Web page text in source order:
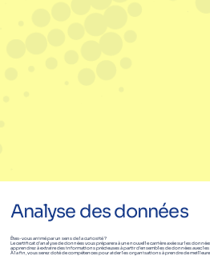
Analyse des données
Êtes-vous animé par un sens de la curiosité ?
Le certificat d'analyse de données vous préparera à une nouvelle carrière axée sur les
apprendrez à extraire des informations précieuses à partir d'ensembles de données avec
À la fin, vous serez doté de compétences pour aider les organisations à prendre de